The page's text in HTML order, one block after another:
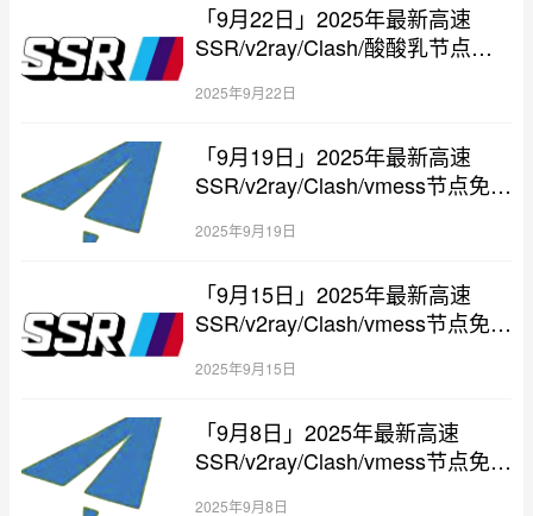
「9月22日」2025年最新高速
SSR/v2ray/Clash/酸酸乳节点免
2025年9月22日
「9月19日」2025年最新高速
SSR/v2ray/Clash/vmess节点免费
2025年9月19日
「9月15日」2025年最新高速
SSR/v2ray/Clash/vmess节点免费
2025年9月15日
「9月8日」2025年最新高速
SSR/v2ray/Clash/vmess节点免费
2025年9月8日